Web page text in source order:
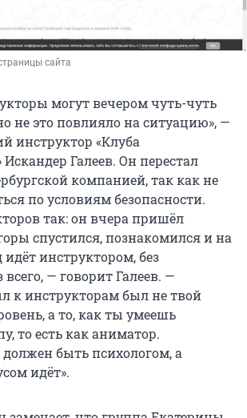
сайта
могут вечером чуть-чуть
не это повлияло на ситуацию», —
инструктор «Клуба
Галеев. Он перестал
компанией, так как не
по условиям безопасности.
так: он вчера пришёл
спустился, познакомился и на
инструктором, без
всего, — говорит Галеев. —
к инструкторам был не твой
а то, как ты умеешь
то есть как аниматор.
быть психологом, а
идёт».